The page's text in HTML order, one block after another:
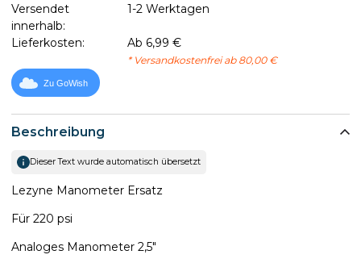
Beschreibung
Dieser Text wurde automatisch übersetzt
Lezyne Manometer Ersatz
Für 220 psi
Analoges Manometer 2,5"
Versendet
innerhalb:
1-2 Werktagen
Lieferkosten: Ab 6,99 €
* Versandkostenfrei ab 80,00 €
Zu GoWish